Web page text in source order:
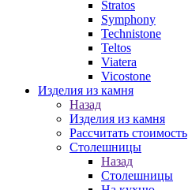
Stratos
Symphony
Technistone
Teltos
Viatera
Vicostone
Изделия из камня
Назад
Изделия из камня
Рассчитать стоимость
Столешницы
Назад
Столешницы